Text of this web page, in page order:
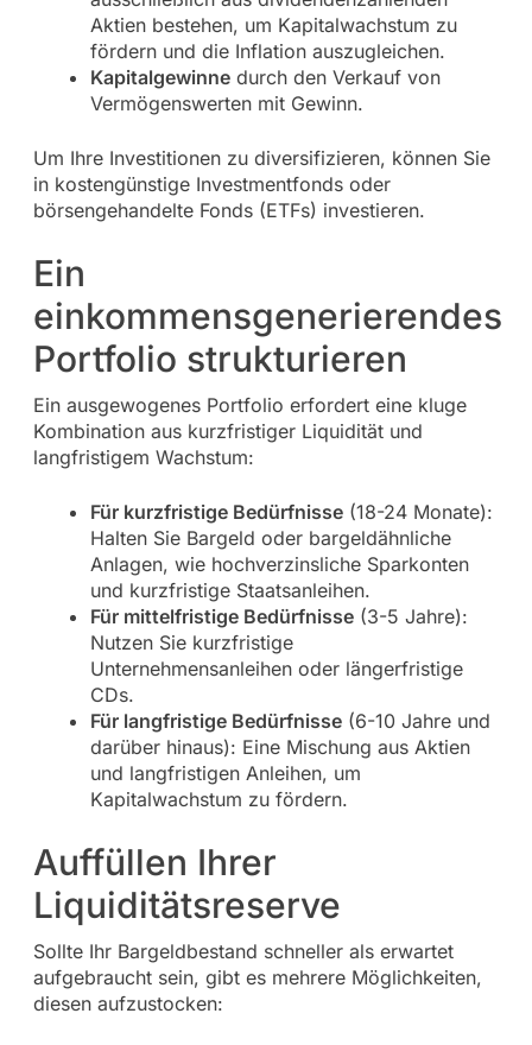
Aktien bestehen, um Kapitalwachstum zu
fördern und die Inflation auszugleichen.
Kapitalgewinnedurch den Verkauf von
Vermögenswerten mit Gewinn.
Um Ihre Investitionen zu diversifizieren, können Sie
in kostengünstige Investmentfonds oder
börsengehandelte Fonds (ETFs) investieren.
Ein
einkommensgenerierendes
Portfolio strukturieren
Ein ausgewogenes Portfolio erfordert eine kluge
Kombination aus kurzfristiger Liquidität und
langfristigem Wachstum:
Für kurzfristige Bedürfnisse(18-24 Monate):
Halten Sie Bargeld oder bargeldähnliche
Anlagen, wie hochverzinsliche Sparkonten
und kurzfristige Staatsanleihen.
Für mittelfristige Bedürfnisse(3-5 Jahre):
Nutzen Sie kurzfristige
Unternehmensanleihen oder längerfristige
CDs.
Für langfristige Bedürfnisse(6-10 Jahre und
darüber hinaus): Eine Mischung aus Aktien
und langfristigen Anleihen, um
Kapitalwachstum zu fördern.
Auffüllen Ihrer
Liquiditätsreserve
Sollte Ihr Bargeldbestand schneller als erwartet
aufgebraucht sein, gibt es mehrere Möglichkeiten,
diesen aufzustocken: